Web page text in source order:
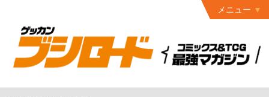
メニュー
最終号